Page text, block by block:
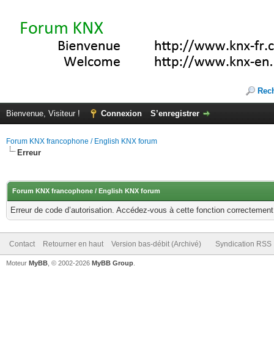
Bienvenue, Visiteur ! Connexion S’enregistrer
Forum KNX francophone / English KNX forum
Erreur
Forum KNX francophone / English KNX forum
Erreur de code d’autorisation. Accédez-vous à cette fonction
Contact Retourner en haut Version bas-débit (Archivé) Syndication RSS
Moteur MyBB , © 2002-2026 MyBB Group